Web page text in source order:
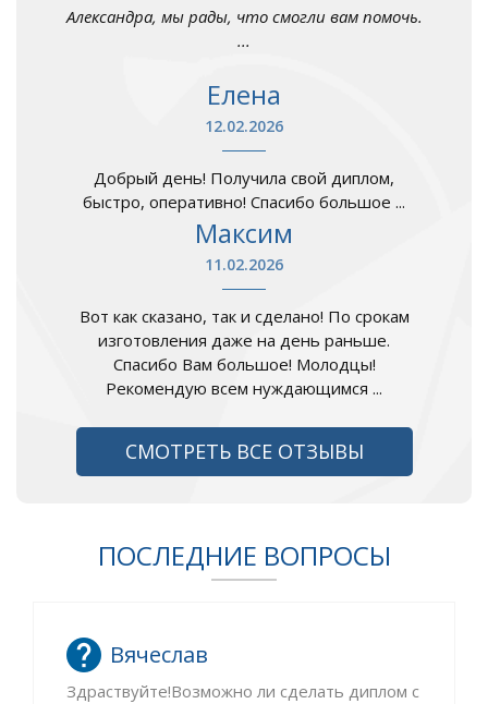
Александра, мы рады, что смогли вам помочь.
...
Елена
12.02.2026
Добрый день! Получила свой диплом,
быстро, оперативно! Спасибо большое ...
Максим
11.02.2026
Вот как сказано, так и сделано! По срокам
изготовления даже на день раньше.
Спасибо Вам большое! Молодцы!
Рекомендую всем нуждающимся ...
СМОТРЕТЬ ВСЕ ОТЗЫВЫ
ПОСЛЕДНИЕ ВОПРОСЫ
Вячеслав
Здраствуйте!Возможно ли сделать диплом с